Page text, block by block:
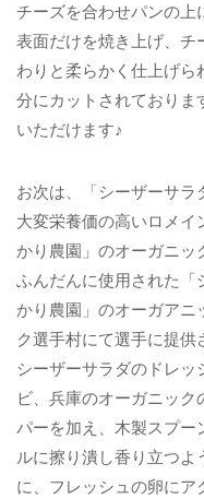
チーズを合わせパンの上
表面だけを焼き上げ、チ
わりと柔らかく仕上げ
分にカットされておりま
いただけます♪
お次は、「シーザーサラ
大変栄養価の高いロメ
かり農園」のオーガニッ
ふんだんに使用された「
かり農園」のオーガアニ
ク選手村にて選手に提供
シーザーサラダのドレッ
ビ、兵庫のオーガニッ
パーを加え、木製スプー
ルに擦り潰し香り立つよ
に、フレッシュの卵に